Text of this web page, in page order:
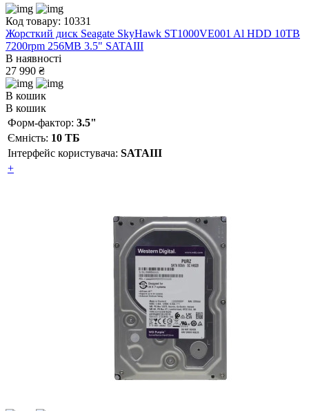
Код товару: 10331
Жорсткий диск Seagate SkyHawk ST1000VE001 Al HDD 10TB
7200rpm 256MB 3.5" SATAIII
В наявності
27 990 ₴
В кошик
В кошик
Форм-фактор: 3.5"
Ємність: 10 ТБ
Інтерфейс користувача: SATAIII
+